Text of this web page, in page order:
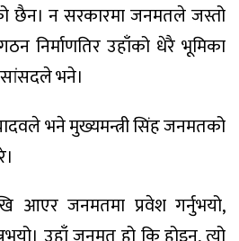
छैन। न सरकारमा जनमतले जस्तो
निर्माणतिर उहाँको धेरै भूमिका
भने।
भने मुख्यमन्त्री सिंह जनमतको
आएर जनमतमा प्रवेश गर्नुभयो,